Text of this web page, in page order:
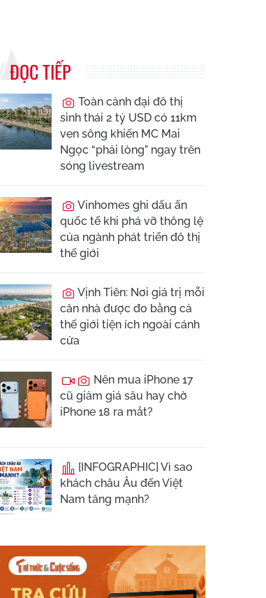
ĐỌC TIẾP
Toàn cảnh đại đô thị
sinh thái 2 tỷ USD có 11km
ven sông khiến MC Mai
Ngọc “phải lòng” ngay trên
sóng livestream
Vinhomes ghi dấu ấn
quốc tế khi phá vỡ thông lệ
của ngành phát triển đô thị
thế giới
Vịnh Tiên: Nơi giá trị mỗi
căn nhà được đo bằng cả
thế giới tiện ích ngoài cánh
cửa
Nên mua iPhone 17
cũ giảm giá sâu hay chờ
iPhone 18 ra mắt?
[INFOGRAPHIC] Vì sao
khách châu Âu đến Việt
Nam tăng mạnh?